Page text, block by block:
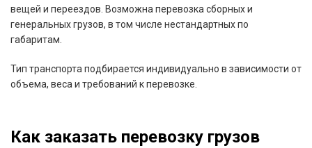
вещей и переездов. Возможна перевозка сборных и
генеральных грузов, в том числе нестандартных по
габаритам.
Тип транспорта подбирается индивидуально в зависимости от
объема, веса и требований к перевозке.
Как заказать перевозку грузов